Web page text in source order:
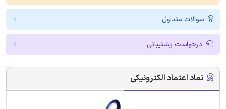
سوالات متداول
درخواست پشتیبانی
نماد اعتماد الکترونیکی